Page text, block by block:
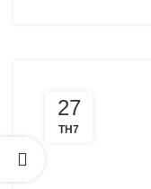
27
TH7